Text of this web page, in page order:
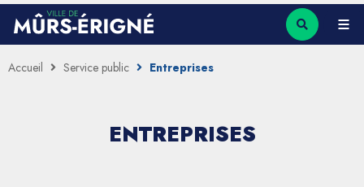
Accueil Service public Entreprises
ENTREPRISES